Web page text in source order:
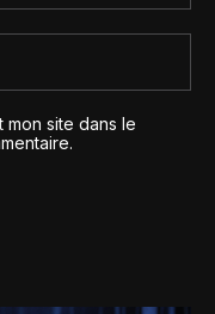
mon site dans le